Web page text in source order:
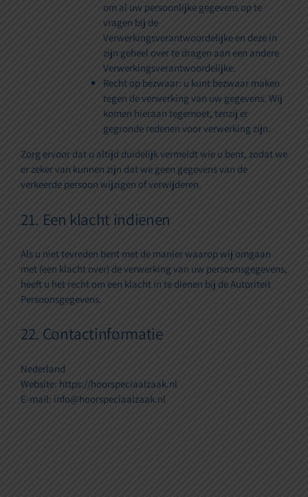
om al uw persoonlijke gegevens op te
vragen bij de
Verwerkingsverantwoordelijke en deze in
zijn geheel over te dragen aan een andere
Verwerkingsverantwoordelijke.
Recht op bezwaar: u kunt bezwaar maken
tegen de verwerking van uw gegevens. Wij
komen hieraan tegemoet, tenzij er
gegronde redenen voor verwerking zijn.
Zorg ervoor dat u altijd duidelijk vermeldt wie u bent, zodat we
er zeker van kunnen zijn dat we geen gegevens van de
verkeerde persoon wijzigen of verwijderen.
21. Een klacht indienen
Als u niet tevreden bent met de manier waarop wij omgaan
met (een klacht over) de verwerking van uw persoonsgegevens,
heeft u het recht om een klacht in te dienen bij de Autoriteit
Persoonsgegevens.
22. Contactinformatie
Nederland
Website: https://hoorspeciaalzaak.nl
E-mail: info@hoorspeciaalzaak.nl